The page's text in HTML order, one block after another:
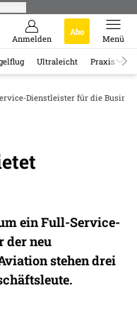
Anmelden
Abo
Menü
Ultraleicht Praxis
Dienstleister für die
ein Full-Service-
der neu
stehen drei